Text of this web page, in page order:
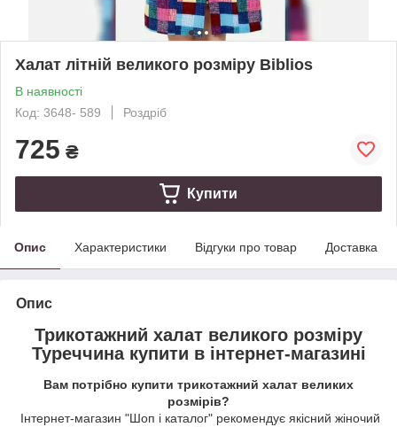
Халат літній великого розміру Biblios
В наявності
Код: 3648- 589
Роздріб
725 ₴
Купити
Опис Характеристики Відгуки про товар Доставка
Опис
Трикотажний халат великого розміру
Туреччина купити в інтернет-магазині
Вам потрібно купити трикотажний халат великих
розмірів?
Інтернет-магазин "Шоп і каталог" рекомендує якісний жіночий